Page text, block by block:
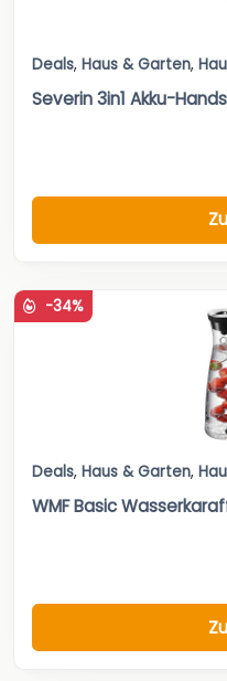
Deals, Haus & Garten,
Severin 3in1 Akku-
-34%
Deals, Haus & Garten,
WMF Basic